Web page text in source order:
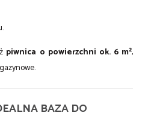
piwnica o powierzchni ok. 6 m²,
BAZA DO